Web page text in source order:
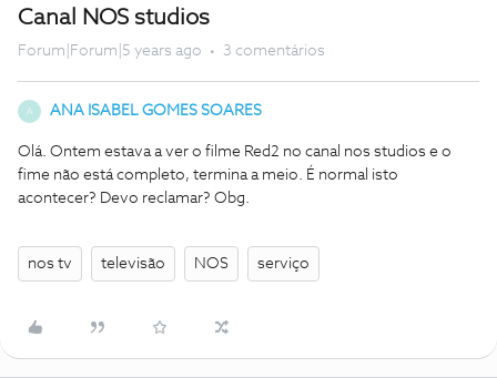
Canal NOS studios
Forum|Forum|5 years ago 3 comentários
A ANA ISABEL GOMES SOARES
Olá. Ontem estava a ver o filme Red2 no canal nos studios e o
fime não está completo, termina a meio. É normal isto
acontecer? Devo reclamar? Obg.
nos tv televisão NOS serviço